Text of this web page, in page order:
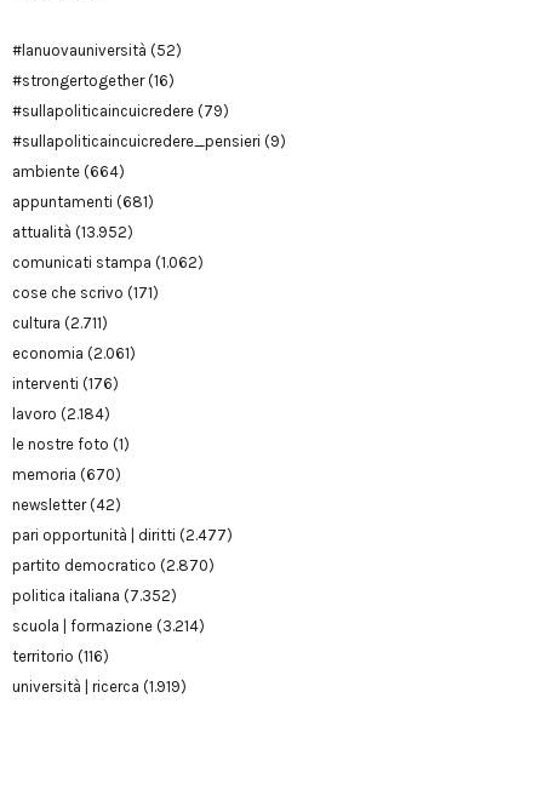
#lanuovauniversità (52)
#strongertogether(16)
#sullapoliticaincuicredere (79)
#sullapoliticaincuicredere_pensieri (9)
ambiente (664)
appuntamenti (681)
attualità (13.952)
comunicati stampa (1.062)
cose che scrivo (171)
cultura (2.711)
economia (2.061)
interventi (176)
lavoro (2.184)
le nostre foto (1)
memoria (670)
newsletter(42)
pari opportunità | diritti (2.477)
partito democratico (2.870)
politica italiana (7.352)
scuola | formazione (3.214)
territorio (116)
università | ricerca (1.919)